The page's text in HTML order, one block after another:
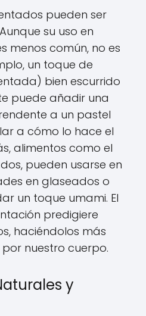
pueden ser
su uso en
menos común, no es
un toque de
bien escurrido
puede añadir una
a un pastel
a cómo lo hace el
alimentos como el
pueden usarse en
en glaseados o
un toque umami. El
predigiere
haciéndolos más
nuestro cuerpo.
y